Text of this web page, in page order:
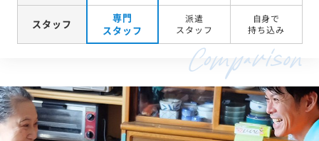
スタッフ
専門
スタッフ
派遣
スタッフ
自身で
持ち込み